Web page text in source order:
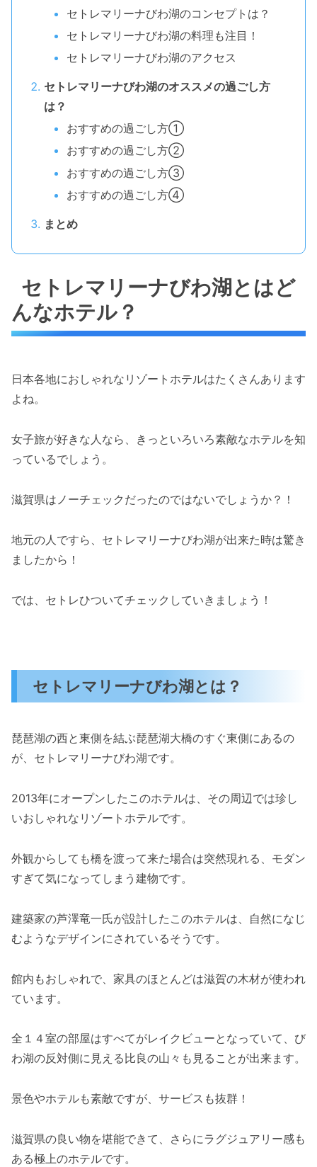
セトレマリーナびわ湖のコンセプトは？
セトレマリーナびわ湖の料理も注目！
セトレマリーナびわ湖のアクセス
セトレマリーナびわ湖のオススメの過ごし方
は？
おすすめの過ごし方①
おすすめの過ごし方②
おすすめの過ごし方③
おすすめの過ごし方④
まとめ
セトレマリーナびわ湖とはど
んなホテル？
日本各地におしゃれなリゾートホテルはたくさんあります
よね。
女子旅が好きな人なら、きっといろいろ素敵なホテルを知
っているでしょう。
滋賀県はノーチェックだったのではないでしょうか？！
地元の人ですら、セトレマリーナびわ湖が出来た時は驚き
ましたから！
では、セトレひついてチェックしていきましょう！
セトレマリーナびわ湖とは？
琵琶湖の西と東側を結ぶ琵琶湖大橋のすぐ東側にあるの
が、セトレマリーナびわ湖です。
2013年にオープンしたこのホテルは、その周辺では珍し
いおしゃれなリゾートホテルです。
外観からしても橋を渡って来た場合は突然現れる、モダン
すぎて気になってしまう建物です。
建築家の芦澤竜一氏が設計したこのホテルは、自然になじ
むようなデザインにされているそうです。
館内もおしゃれで、家具のほとんどは滋賀の木材が使われ
ています。
全１４室の部屋はすべてがレイクビューとなっていて、び
わ湖の反対側に見える比良の山々も見ることが出来ます。
景色やホテルも素敵ですが、サービスも抜群！
滋賀県の良い物を堪能できて、さらにラグジュアリー感も
ある極上のホテルです。